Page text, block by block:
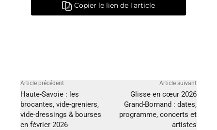
Copier le lien de l'article
Article précédent
Haute-Savoie : les
brocantes, vide-greniers,
vide-dressings & bourses
en février 2026
Article suivant
Glisse en cœur 2026
Grand-Bornand : dates,
programme, concerts et
artistes